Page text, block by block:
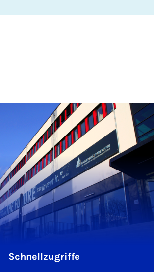
Schnellzugriffe